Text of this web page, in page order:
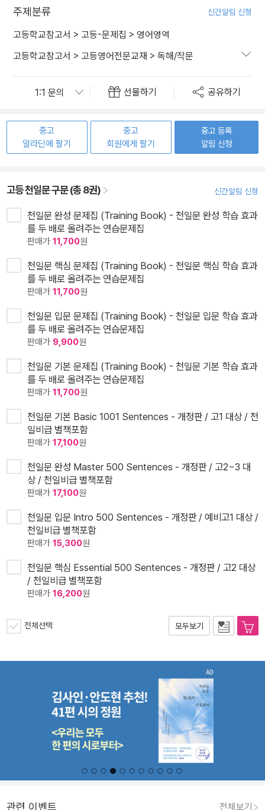
주제분류 신간알림 신청
고등학교참고서 > 고등-문제집 > 영어영역
고등학교참고서 > 고등영어전문교재 > 독해/작문
선물하기 공유하기
중고
알라딘에 팔기
중고
회원에게 팔기
중고 등록
알림 신청
고등 천일문 구문 (총 8권) 신간알림 신청
천일문 완성 문제집 (Training Book) - 천일문 완성 학습 효과
를 두 배로 올려주는 연습문제집
판매가 11,700원
천일문 핵심 문제집 (Training Book) - 천일문 핵심 학습 효과
를 두 배로 올려주는 연습문제집
판매가 11,700원
천일문 입문 문제집 (Training Book) - 천일문 입문 학습 효과
를 두 배로 올려주는 연습문제집
판매가 9,900원
천일문 기본 문제집 (Training Book) - 천일문 기본 학습 효과
를 두 배로 올려주는 연습문제집
판매가 11,700원
천일문 기본 Basic 1001 Sentences - 개정판 / 고1 대상 / 천
일비급 별책포함
판매가 17,100원
천일문 완성 Master 500 Sentences - 개정판 / 고2~3 대
상 / 천일비급 별책포함
판매가 17,100원
천일문 입문 Intro 500 Sentences - 개정판 / 예비고1 대상 /
천일비급 별책포함
판매가 15,300원
천일문 핵심 Essential 500 Sentences - 개정판 / 고2 대상
/ 천일비급 별책포함
판매가 16,200원
전체선택 모두보기
관련 이벤트 전체보기